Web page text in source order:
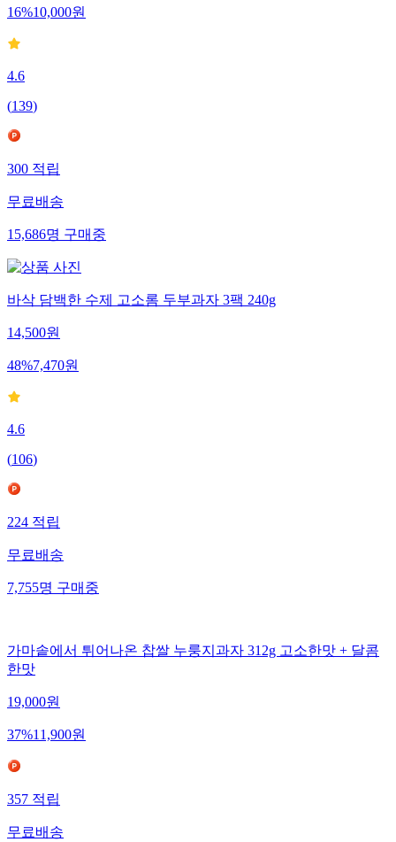
16%10,000원
4.6
(139)
300적립
무료배송
15,686명구매중
바삭 담백한 수제 고소롬 두부과자 3팩 240g
14,500원
48%7,470원
4.6
(106)
224적립
무료배송
7,755명구매중
가마솥에서 튀어나온 찹쌀 누룽지과자 312g 고소한맛 + 달콤
한맛
19,000원
37%11,900원
357적립
무료배송